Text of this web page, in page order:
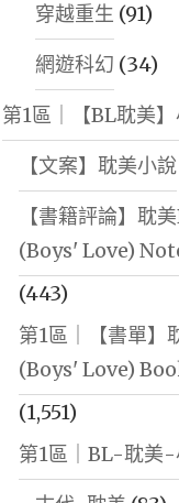
穿越重生 (91)
網遊科幻 (34)
第1區｜【BL耽美
【文案】耽美小說
【書籍評論】耽
(Boys' Love)
(443)
第1區｜【書單】
(Boys' Love)
(1,551)
第1區｜BL-耽美-